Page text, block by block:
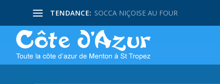
TENDANCE: SOCCA NIÇOISE AU FOUR